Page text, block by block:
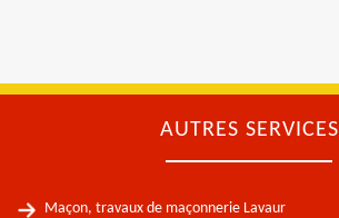
AUTRES SERVICES
Maçon, travaux de maçonnerie Lavaur